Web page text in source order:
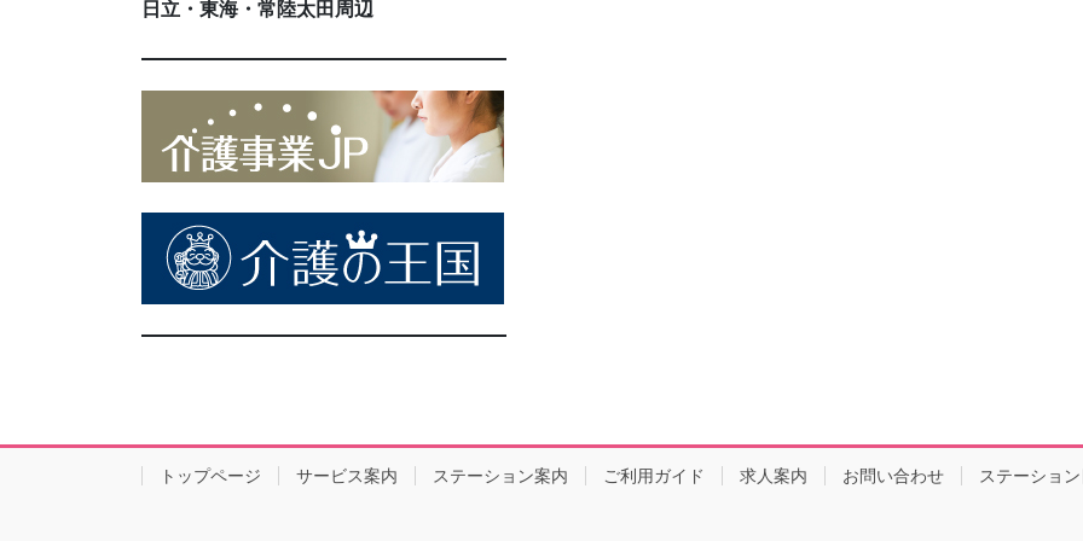
日立・東海・常陸太田周辺
トップページ サービス案内 ステーション案内 ご利用ガイド 求人案内 お問い合わせ ステーショ